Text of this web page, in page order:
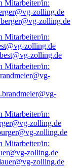
zolling.de
zolling.de
zolling.de
zolling.de